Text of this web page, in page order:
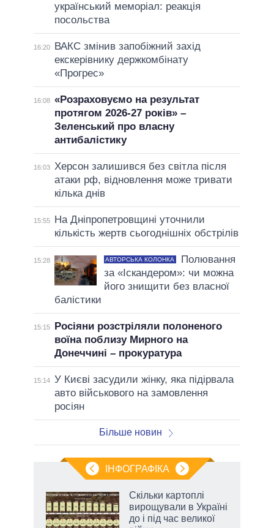
український меморіал: реакція
посольства
16:20
ВАКС змінив запобіжний захід
екскерівнику держкомбінату
«Прогрес»
16:08 «Розраховуємо на результат
протягом 2026-27 років» –
Зеленський про власну
антибалістику
16:03 Херсон залишився без світла після
атаки рф, відновлення може тривати
кілька днів
15:55
На Дніпропетровщині уточнили
кількість жертв сьогоднішніх обстрілів
15:28 АВТОРСЬКА КОЛОНКА
Полювання
за «Іскандером»: чи можна
його знищити без власної
балістики
15:15
Росіяни розстріляли полоненого
воїна поблизу Мирного на
Донеччині – прокуратура
15:14 У Києві засудили жінку, яка підірвала
авто військового на замовлення
росіян
Більше новин
ІНФОГРАФІКА
Скільки картоплі
вирощували в Україні
до і під час великої